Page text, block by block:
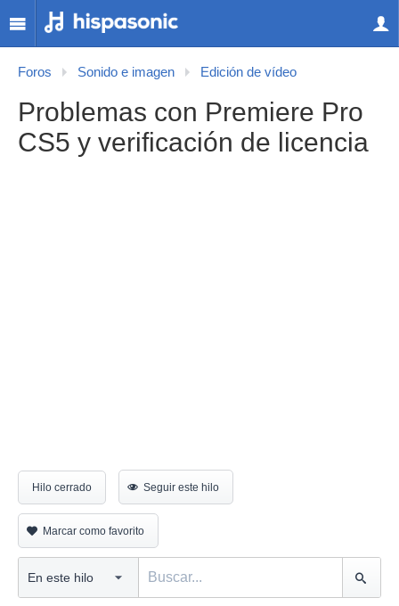
Foros Sonido e imagen Edición de vídeo
Problemas con Premiere Pro
CS5 y verificación de licencia
Hilo cerrado Seguir este hilo
Marcar como favorito